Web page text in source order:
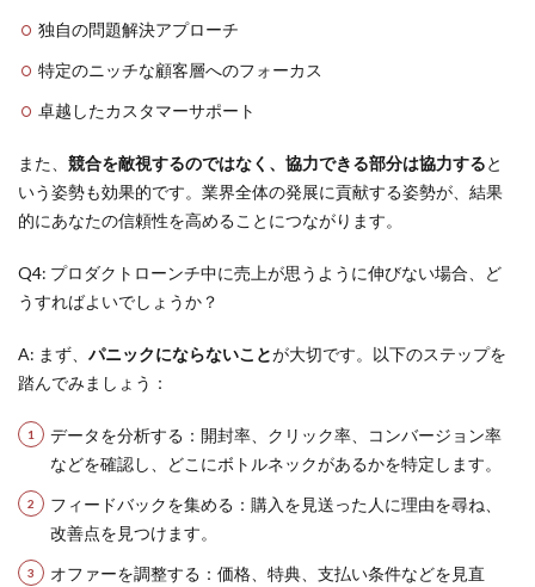
独自の問題解決アプローチ
特定のニッチな顧客層へのフォーカス
卓越したカスタマーサポート
また、 競合を敵視するのではなく、協力できる部分は協力すると
いう姿勢も効果的です。業界全体の発展に貢献する姿勢が、結果
的にあなたの信頼性を高めることにつながります。
Q4: プロダクトローンチ中に売上が思うように伸びない場合、ど
うすればよいでしょうか？
A: まず、 パニックにならないことが大切です。以下のステップを
踏んでみましょう：
データを分析する：開封率、クリック率、コンバージョン率
などを確認し、どこにボトルネックがあるかを特定します。
フィードバックを集める：購入を見送った人に理由を尋ね、
改善点を見つけます。
オファーを調整する：価格、特典、支払い条件などを見直